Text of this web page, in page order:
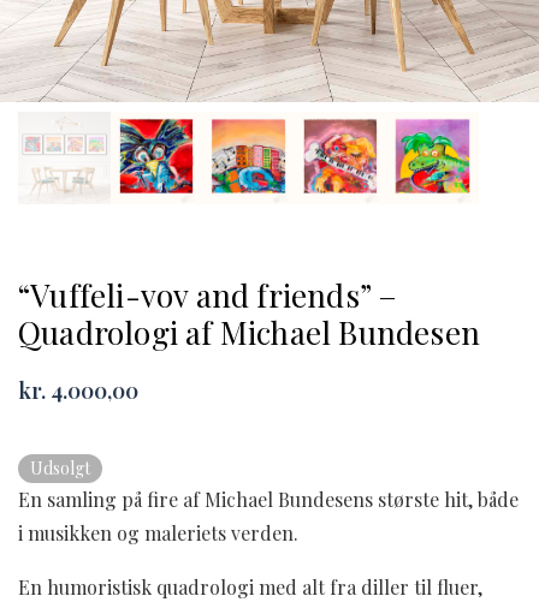
“Vuffeli-vov and friends” –
Quadrologi af Michael Bundesen
kr. 4.000,00
Udsolgt
En samling på fire af Michael Bundesens største hit, både
i musikken og maleriets verden.
En humoristisk quadrologi med alt fra diller til fluer,